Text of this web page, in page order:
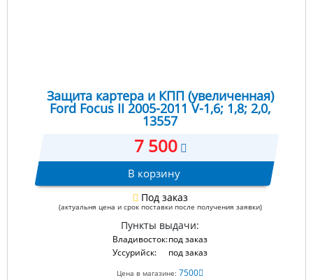
Защита картера и КПП (увеличенная)
Ford Focus II 2005-2011 V-1,6; 1,8; 2,0,
13557
7 500
В корзину
Под заказ
(актуальня цена и срок поставки после получения заявки)
Пункты выдачи:
Владивосток:под заказ
Уссурийск:
под заказ
Цена в магазине: 7500